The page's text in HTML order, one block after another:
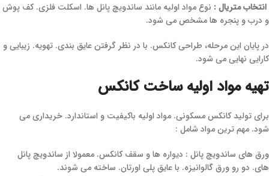
انتخاب متریال : نوع مواد اولیه مانند ساندویچ پانل‌ ها. اسکلت فلزی. کف‌ پوش
و درب و پنجره ‌ها مشخص می ‌شود.
در پایان این مرحله، طراحی کانکس. با در نظر گرفتن عایق ‌بندی. تهویه. زیبایی و
کارایی نهایی می‌ شود.
تهیه مواد اولیه ساخت کانکس
برای تولید کانکس مسکونی. مواد اولیه باکیفیت و استاندارد. خریداری می
‌شود. مهم ‌ترین مواد شامل :
ورق ‌های ساندویچ پانل : دیواره ‌ها و سقف کانکس. معمولا از ساندویچ پانل
‌های. دو رو ورق گالوانیزه. با عایق پلی ‌اورتان. ساخته می‌ شوند.